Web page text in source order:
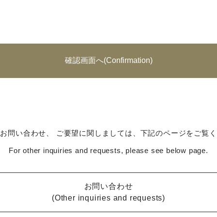
問い合わせ、 ご要望に関しましては、下記のページをご覧く
For other inquiries and requests, please see below page.
お問い合わせ
(Other inquiries and requests)